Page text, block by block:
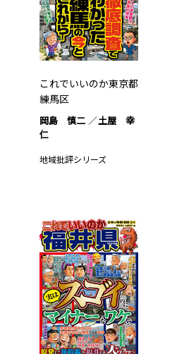
これでいいのか東京都
練馬区
岡島 慎二
土屋 幸
仁
地域批評シリーズ